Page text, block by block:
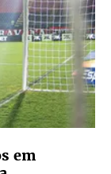
em